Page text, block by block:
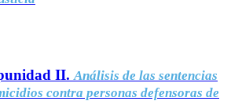
II. Análisis de las sentencias
contra personas defensoras de